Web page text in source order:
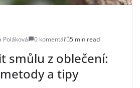
Poláková 0 komentářů5 min read
smůlu z oblečení:
a tipy